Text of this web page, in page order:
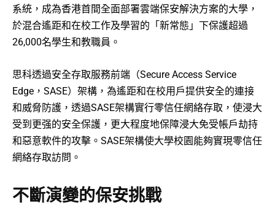
系統，成為香港首間全面部署雲端保安解決方案的大學，
於混合遙距和在校工作及學習的「新常態」下保護超過
26,000名學生和教職員。
思科透過安全存取服務前端（Secure Access Service
Edge，SASE）架構，為遙距和在校用戶提供安全的連接
和威脅防護，透過SASE架構實行零信任網絡存取，使浸大
受到更强的安全保護，更大程度地保障浸大免受帳戶劫持
和惡意軟件的攻擊。SASE架構使大學校園能夠實現零信任
網絡存取訪問。
不斷演變的保安挑戰